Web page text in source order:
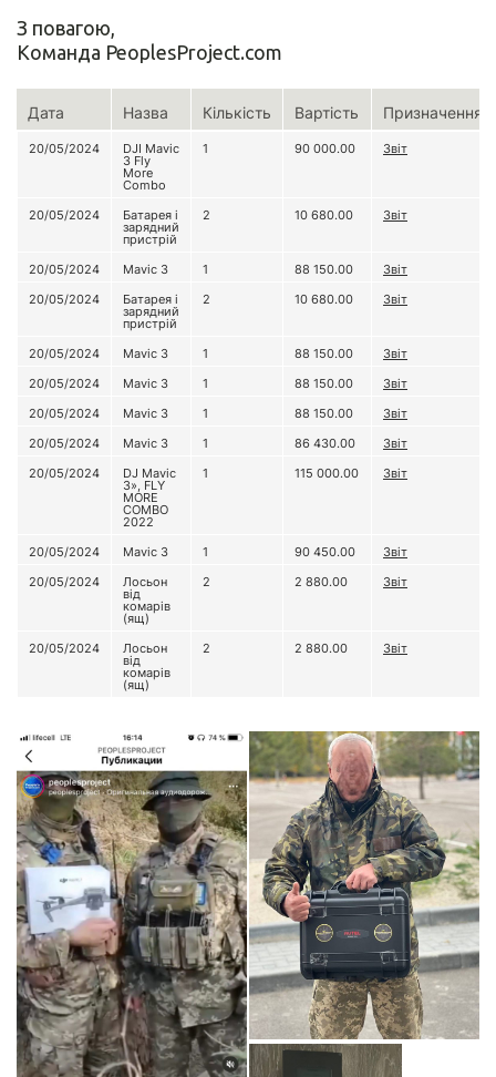
З повагою,
Команда PeoplesProject.com
Дата Назва Кількість Вартість Призначення
20/05/2024 DJI Mavic
3 Fly
More
Combo
1 90 000.00 Звіт
20/05/2024 Батарея і
зарядний
пристрій
2 10 680.00 Звіт
20/05/2024 Mavic 3 1 88 150.00
Звіт
20/05/2024
Батарея і
зарядний
пристрій
2 10 680.00 Звіт
20/05/2024 Mavic 3 1 88 150.00
Звіт
20/05/2024
Mavic 3 1 88 150.00
Звіт
20/05/2024
Mavic 3 1 88 150.00
Звіт
20/05/2024
Mavic 3 1 86 430.00
Звіт
20/05/2024
DJ Mavic
3», FLY
MORE
COMBO
2022
1 115 000.00 Звіт
20/05/2024 Mavic 3 1 90 450.00
Звіт
20/05/2024
Лосьон
від
комарів
(ящ)
2 2 880.00 Звіт
20/05/2024 Лосьон
від
комарів
(ящ)
2 2 880.00 Звіт